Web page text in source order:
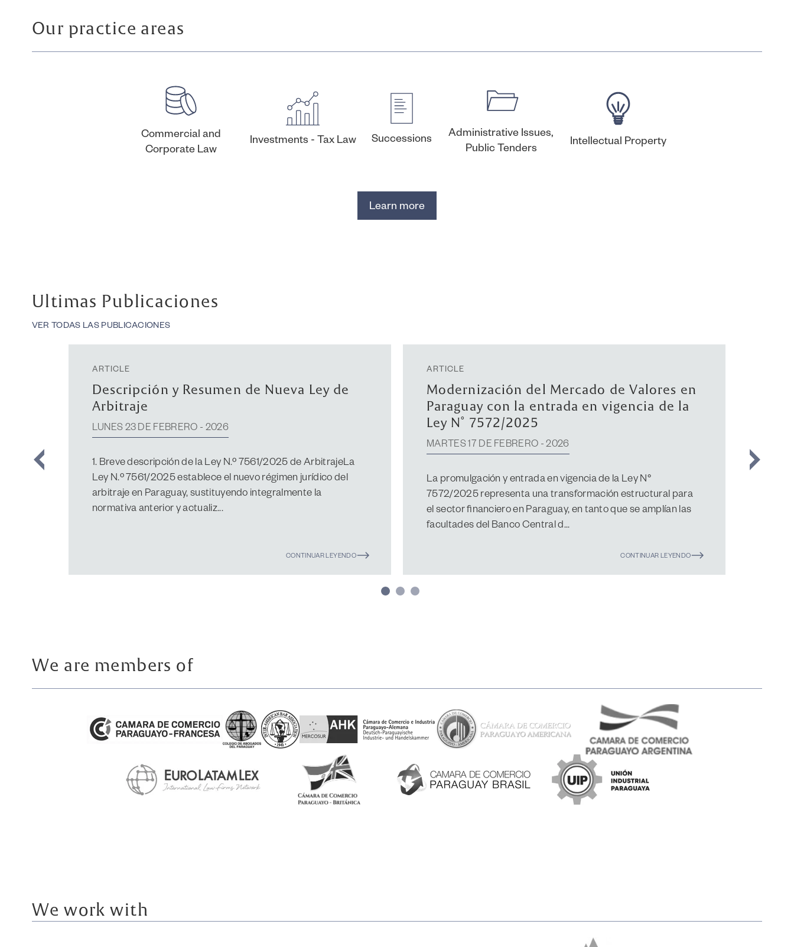
Our practice areas
Commercial and
Corporate Law
Investments - Tax Law Successions
Administrative Issues,
Public Tenders
Intellectual Property
Learn more
Ultimas Publicaciones
VER TODAS LAS PUBLICACIONES
ARTICLE
Ley N° 7593/2025, “De Protección de
Datos Personales en la República del
Paraguay”
Marco normativo en materia de Protección de DatosLa Ley N°
7593/2025, “De Protección de Datos Personales en la
República del Paraguay” pasa a complementar la Ley N°
CONTINUAR LEYENDO
DEAL
382 OUT SOURCING S.A. adquiere paquete
accionario mayoritario
MARTES 25 DE MARZO - 2025
asesorado a 382 OUTSOURCING S.A., en la adquisición del
paquete accionario mayoritario de las sociedades LUDWIG
S.A. y DIRECTO DE FÁBRICA S.A...
CONTINUAR LEYENDO
We are members of
We work with